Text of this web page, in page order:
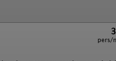
pers/